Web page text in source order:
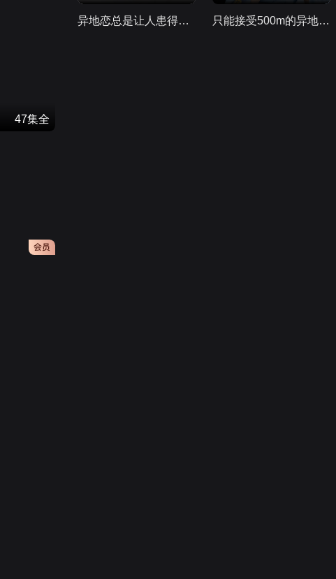
47集全
异地恋总是让人患得患失。。。 只能接受500m的异地恋，电动车没电了......